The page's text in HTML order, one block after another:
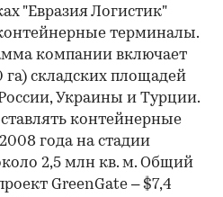
"Евразия Логистик"
терминалы.
компании включает
складских площадей
Украины и Турции.
контейнерные
года на стадии
2,5 млн кв. м. Общий
GreenGate – $7,4